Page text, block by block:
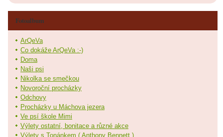
Fotoalbum
ArQeVa
Co dokáže ArQeVa :-)
Doma
Naši psi
Nikolka se smečkou
Novoroční procházky
Odchovy
Procházky u Máchova jezera
Ve psí škole Mimi
Výlety ostatní, bonitace a různé akce
Výlety s Tonánkem ( Anthony Bennett )